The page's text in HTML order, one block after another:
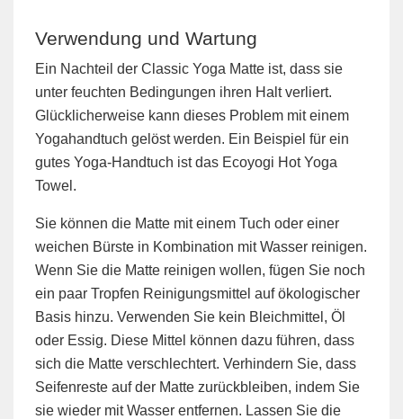
Verwendung und Wartung
Ein Nachteil der Classic Yoga Matte ist, dass sie
unter feuchten Bedingungen ihren Halt verliert.
Glücklicherweise kann dieses Problem mit einem
Yogahandtuch gelöst werden. Ein Beispiel für ein
gutes Yoga-Handtuch ist das Ecoyogi Hot Yoga
Towel.
Sie können die Matte mit einem Tuch oder einer
weichen Bürste in Kombination mit Wasser reinigen.
Wenn Sie die Matte reinigen wollen, fügen Sie noch
ein paar Tropfen Reinigungsmittel auf ökologischer
Basis hinzu. Verwenden Sie kein Bleichmittel, Öl
oder Essig. Diese Mittel können dazu führen, dass
sich die Matte verschlechtert. Verhindern Sie, dass
Seifenreste auf der Matte zurückbleiben, indem Sie
sie wieder mit Wasser entfernen. Lassen Sie die